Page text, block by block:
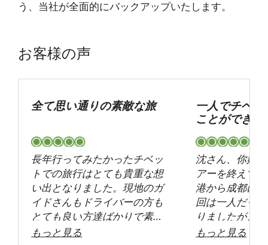
う、当社が全面的にバックアップいたします。
お客様の声
全て思い通りの素敵な旅
長年行ってみたかったチベッ
トでの旅行はとても貴重な想
い出となりました。現地のガ
イドさんもドライバーの方も
とても良い方達ばかりで素晴
らしい旅····
もっと見る
一人でチベ
ことができま
沈さん、你好
アーを終えて
港から成都に
回は一人だっ
りましたが、
ムーズで手続
もっと見る